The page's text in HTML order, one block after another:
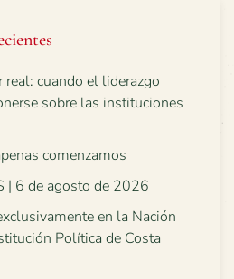
cuando el liderazgo
sobre las instituciones
comenzamos
| 6 de agosto de 2026
en la Nación
Política de Costa